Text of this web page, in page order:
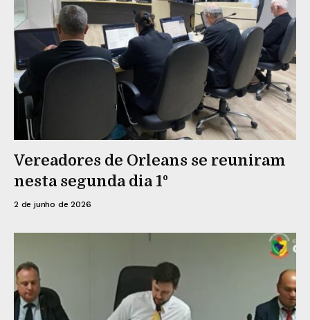
Vereadores de Orleans se reuniram
nesta segunda dia 1º
2 de junho de 2026